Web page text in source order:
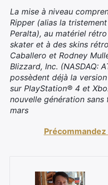
La mise à niveau
Ripper (alias la
Peralta), au matériel
skater et à des skins
Caballero et Rodney
Blizzard, Inc. (NASDAQ:
possèdent déjà la
sur PlayStation® 4 et
nouvelle génération
mars
Précommandez
Rechercher
: